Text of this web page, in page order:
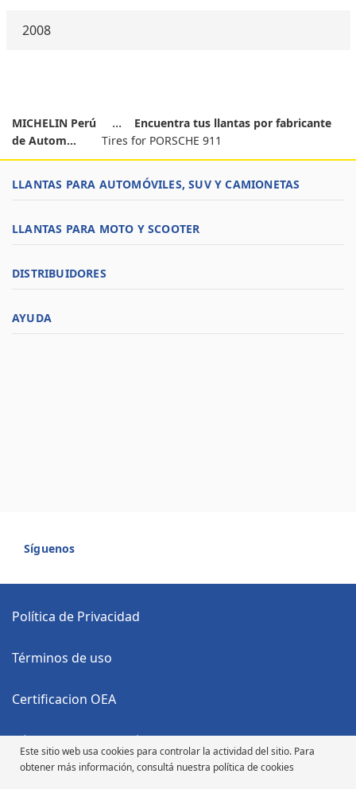
Este sitio web usa cookies para controlar la actividad del sitio. Para
obtener más información, consultá nuestra política de cookies
2008
MICHELIN Perú
Encuentra tus llantas por fabricante
de Autom...
Tires for PORSCHE 911
LLANTAS PARA AUTOMÓVILES, SUV Y CAMIONETAS
LLANTAS PARA MOTO Y SCOOTER
DISTRIBUIDORES
AYUDA
Síguenos
Política de Privacidad
Términos de uso
Certificacion OEA
Código Anticorrupción